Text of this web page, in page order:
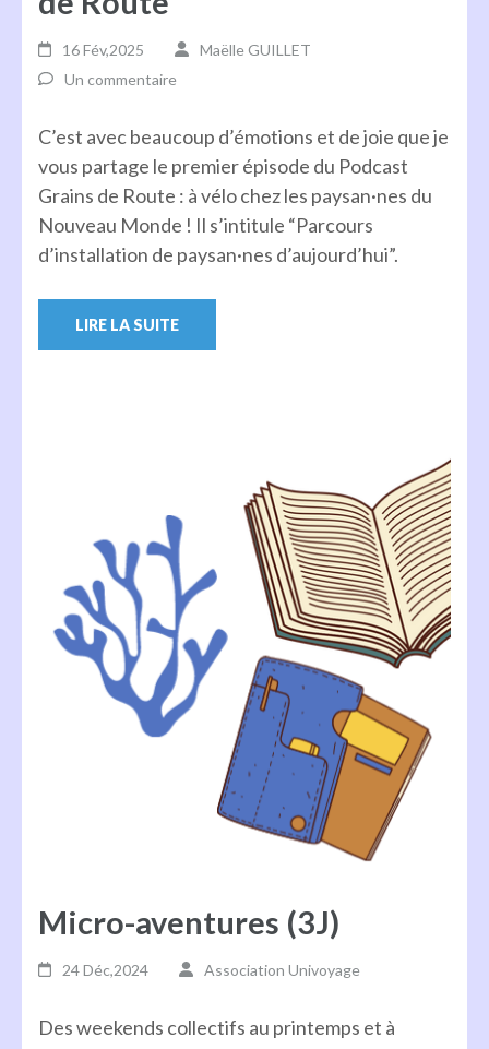
16 Fév,2025
Maëlle GUILLET
Un commentaire
C’est avec beaucoup d’émotions et de joie que je
vous partage le premier épisode du Podcast
Grains de Route : à vélo chez les paysan·nes du
Nouveau Monde ! Il s’intitule “Parcours
d’installation de paysan·nes d’aujourd’hui”.
LIRE LA SUITE
Micro-aventures (3J)
24 Déc,2024 Association Univoyage
Des weekends collectifs au printemps et à